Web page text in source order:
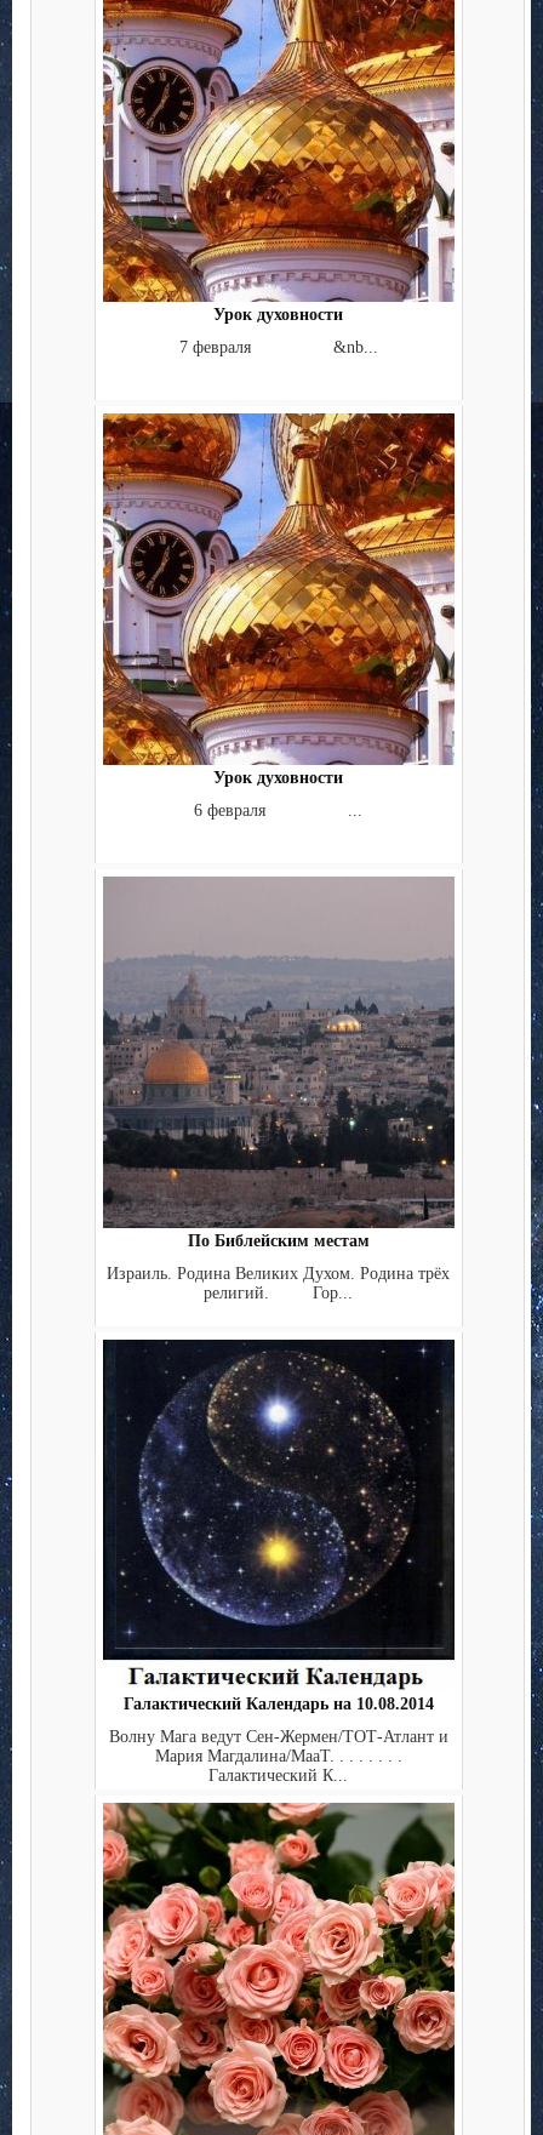
Урок духовности
7 февраля &nb...
Урок духовности
6 февраля ...
По Библейским местам
Израиль. Родина Великих Духом. Родина трёх
религий. Гор...
Галактический Календарь на 10.08.2014
Волну Мага ведут Сен-Жермен/ТОТ-Атлант и
Мария Магдалина/МааТ. . . . . . . .
Галактический К...